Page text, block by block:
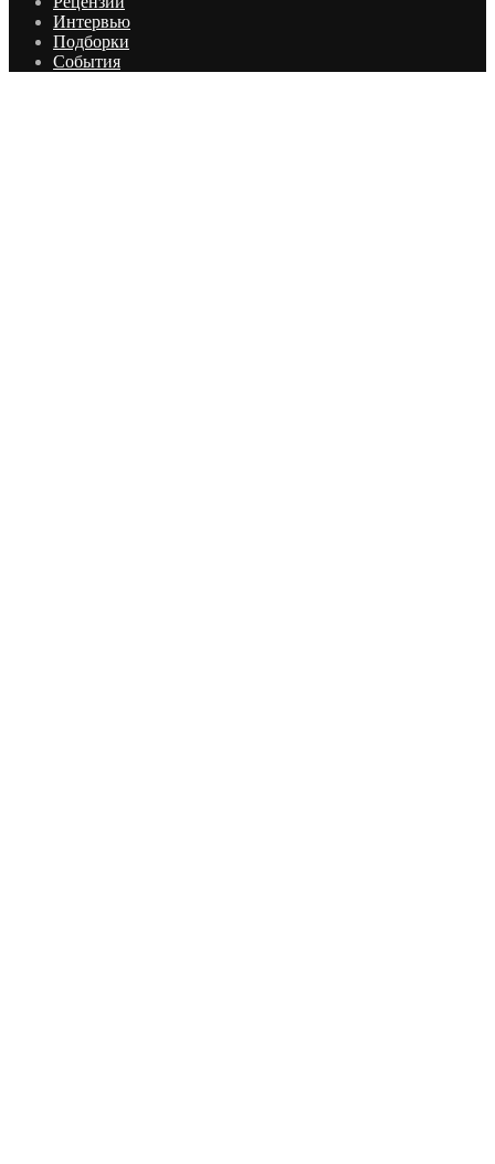
Интервью
Подборки
События